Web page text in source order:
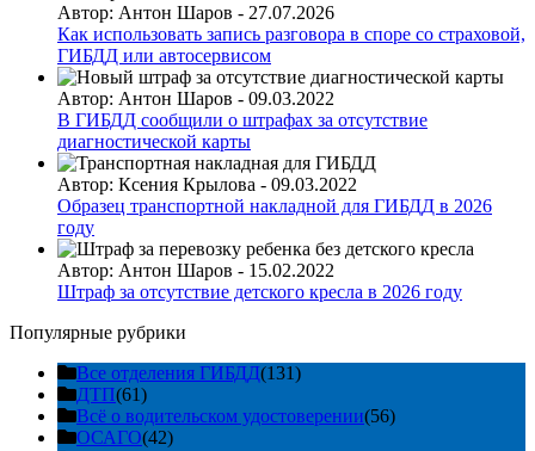
Автор: Антон Шаров - 27.07.2026
Как использовать запись разговора в споре со страховой,
ГИБДД или автосервисом
Автор: Антон Шаров - 09.03.2022
В ГИБДД сообщили о штрафах за отсутствие
диагностической карты
Автор: Ксения Крылова - 09.03.2022
Образец транспортной накладной для ГИБДД в 2026
году
Автор: Антон Шаров - 15.02.2022
Штраф за отсутствие детского кресла в 2026 году
Популярные рубрики
Все отделения ГИБДД(131)
ДТП(61)
Всё о водительском удостоверении(56)
ОСАГО(42)